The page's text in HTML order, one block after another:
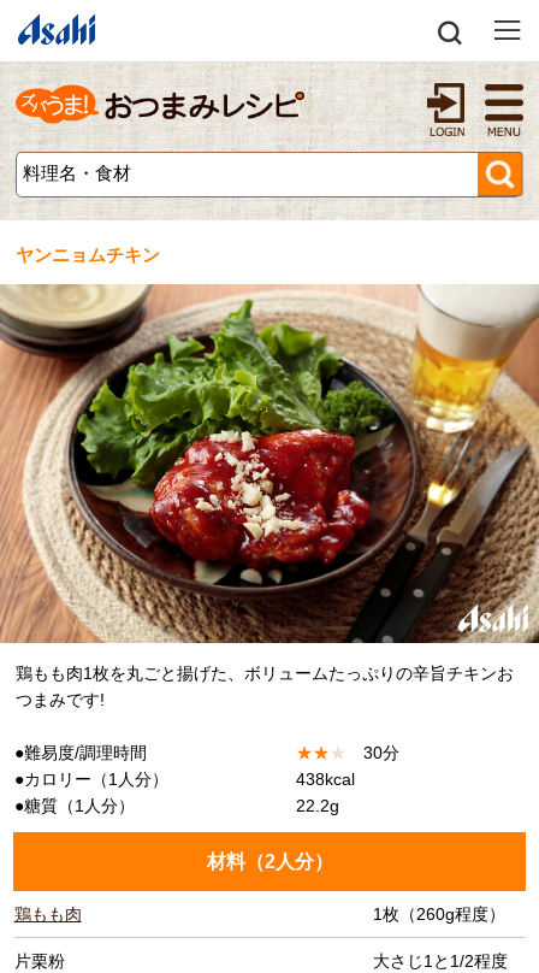
ヤンニョムチキン
鶏もも肉1枚を丸ごと揚げた、ボリュームたっぷりの辛旨チキンお
つまみです!
●難易度/調理時間 ★★★
30分
●カロリー（1人分）
438kcal
●糖質（1人分）
22.2g
材料（2人分）
鶏もも肉 1枚（260g程度）
片栗粉 大さじ1と1/2程度